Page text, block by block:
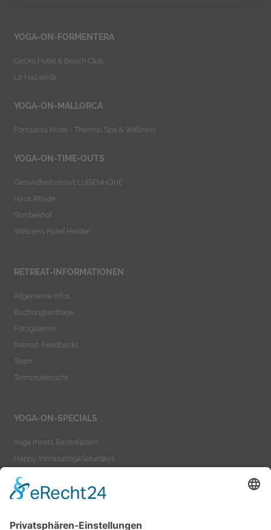
YOGA-ON-FORMENTERA
Gecko Hotel & Beach Club
La Hacienda
YOGA-ON-MALLORCA
Fontsanta Hotel - Thermal Spa & Wellness
YOGA-ON-TIME-OUTS
Gesundheitsresort LUISENHÖHE
Haus Rhade
Stimbekhof
Wellness Hotel Heiden
RETREAT-INFORMATIONEN
Allgemeine Infos
Buchungsanfrage
Fotogalerien
Retreat-Feedbacks
Team
Terminübersicht
YOGA-ON-SPECIALS
Yoga meets Basenfasten
Happy YinYasaYogaSaturdays
Yoga meets Ayurveda
Yoga-On-TeacherTraining
YOGA-ON-VIDEOS